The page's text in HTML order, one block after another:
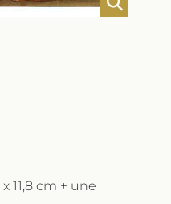
11,8 cm + une